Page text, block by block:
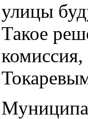
улицы
Такое